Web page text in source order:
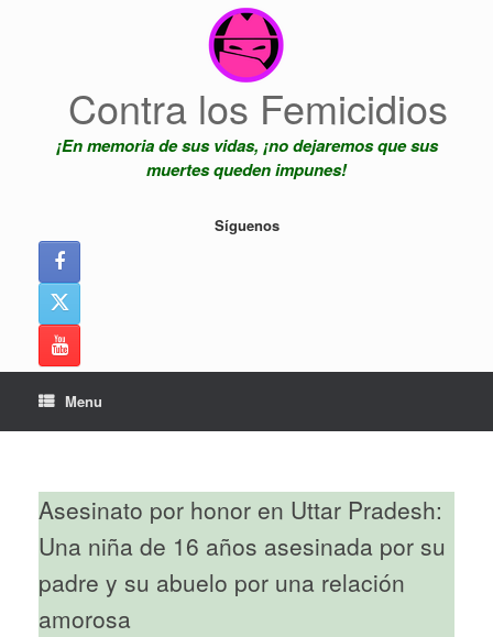
Contra los Femicidios
¡En memoria de sus vidas, ¡no dejaremos que sus
muertes queden impunes!
Síguenos
Menu
Asesinato por honor en Uttar Pradesh:
Una niña de 16 años asesinada por su
padre y su abuelo por una relación
amorosa